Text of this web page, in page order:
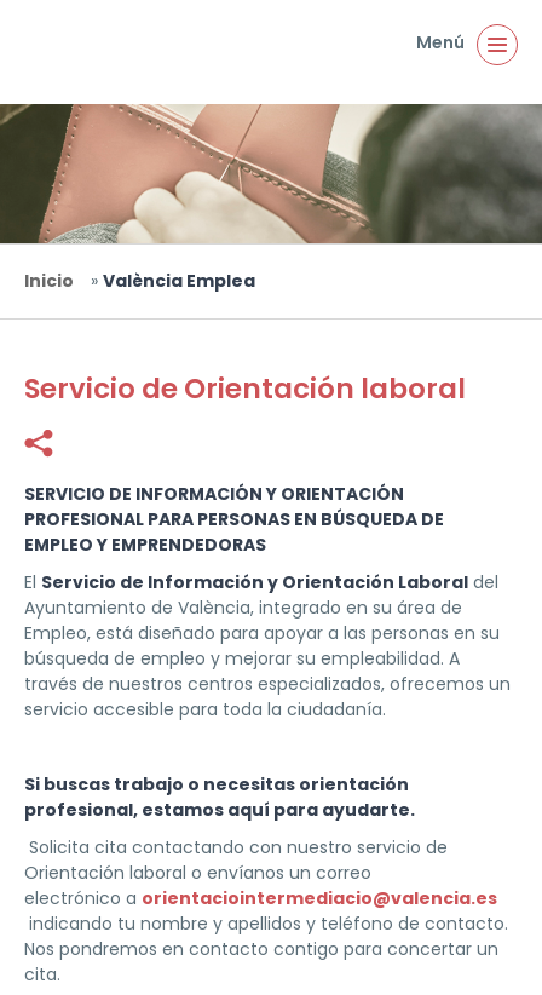
Menú
Usted está aquí
Inicio » València Emplea
Servicio de Orientación laboral
SERVICIO DE INFORMACIÓN Y ORIENTACIÓN
PROFESIONAL PARA PERSONAS EN BÚSQUEDA DE
EMPLEO Y EMPRENDEDORAS
El Servicio de Información y Orientación Laboral del
Ayuntamiento de València, integrado en su área de
Empleo, está diseñado para apoyar a las personas en su
búsqueda de empleo y mejorar su empleabilidad. A
través de nuestros centros especializados, ofrecemos un
servicio accesible para toda la ciudadanía.
Si buscas trabajo o necesitas orientación
profesional, estamos aquí para ayudarte.
Solicita cita contactando con nuestro servicio de
Orientación laboral o envíanos un correo
electrónico a orientaciointermediacio@valencia.es
indicando tu nombre y apellidos y teléfono de contacto.
Nos pondremos en contacto contigo para concertar un
cita.